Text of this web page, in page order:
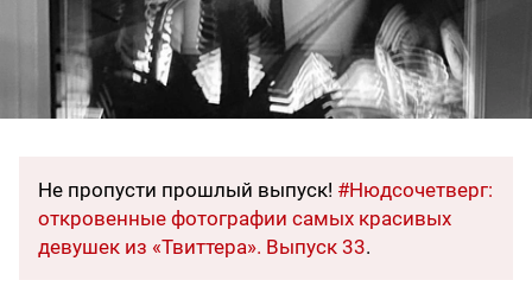
Не пропусти прошлый выпуск! #Нюдсочетверг:
откровенные фотографии самых красивых
девушек из «Твиттера». Выпуск 33.